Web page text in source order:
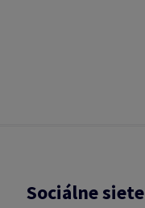
Sociálne siete